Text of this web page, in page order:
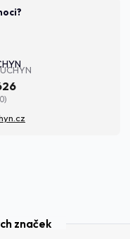
značek